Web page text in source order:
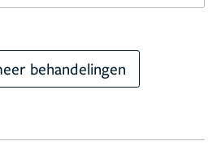
behandelingen